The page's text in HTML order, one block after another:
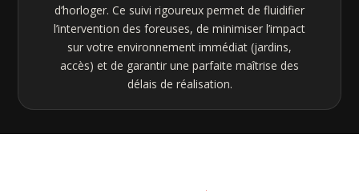
d’horloger. Ce suivi rigoureux permet de fluidifier
l’intervention des foreuses, de minimiser l’impact
sur votre environnement immédiat (jardins,
accès) et de garantir une parfaite maîtrise des
délais de réalisation.